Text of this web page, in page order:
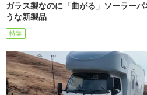
ガラス製なのに「曲がる」ソーラー
うな新製品
特集